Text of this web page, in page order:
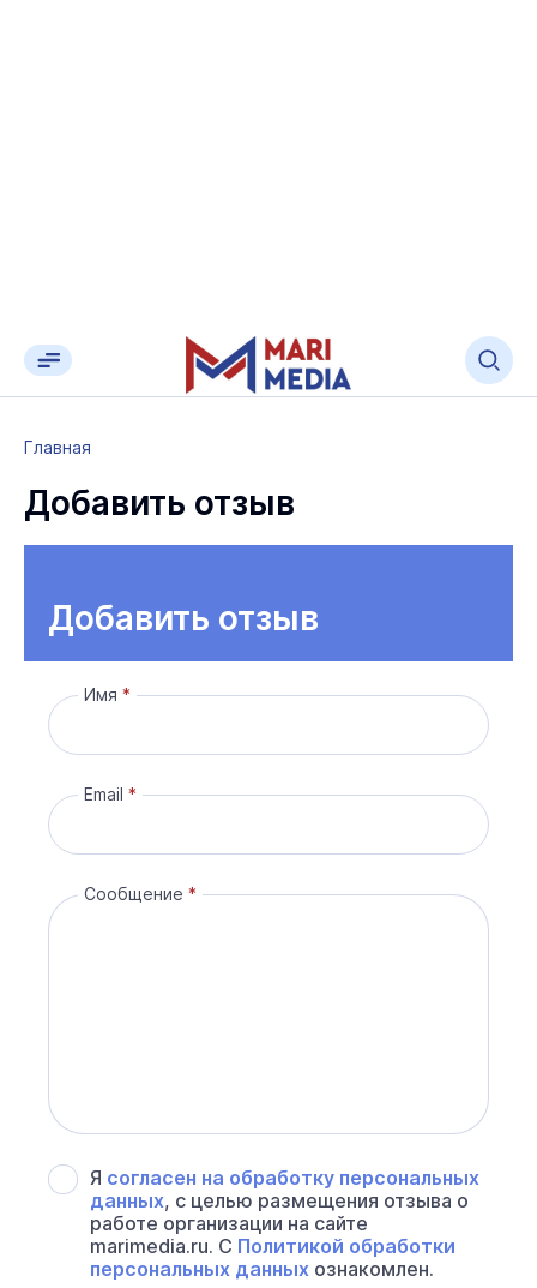
Главная
Добавить отзыв
Добавить отзыв
Имя
Email
Сообщение
Я согласен на обработку персональных
данных, с целью размещения отзыва о
работе организации на сайте
marimedia.ru. С Политикой обработки
персональных данных ознакомлен.